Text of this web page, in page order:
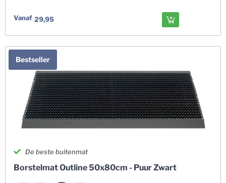
Vanaf 29,95
Bestseller
De beste buitenmat
Borstelmat Outline 50x80cm - Puur Zwart